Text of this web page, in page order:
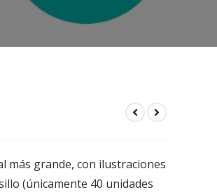
más grande, con ilustraciones
(únicamente 40 unidades